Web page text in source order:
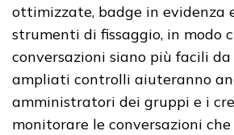
ottimizzate, badge in evidenza
strumenti di fissaggio, in modo
conversazioni siano più facili
ampliati controlli aiuteranno
amministratori dei gruppi e i
monitorare le conversazioni